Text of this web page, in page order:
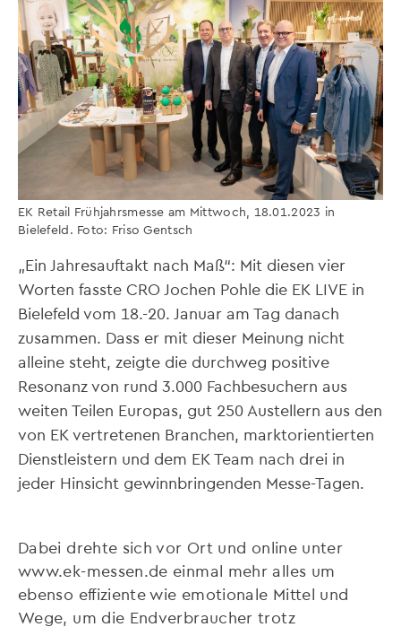
EK Retail Frühjahrsmesse am Mittwoch, 18.01.2023 in
Bielefeld. Foto: Friso Gentsch
„Ein Jahresauftakt nach Maß“: Mit diesen vier
Worten fasste CRO Jochen Pohle die EK LIVE in
Bielefeld vom 18.-20. Januar am Tag danach
zusammen. Dass er mit dieser Meinung nicht
alleine steht, zeigte die durchweg positive
Resonanz von rund 3.000 Fachbesuchern aus
weiten Teilen Europas, gut 250 Austellern aus den
von EK vertretenen Branchen, marktorientierten
Dienstleistern und dem EK Team nach drei in
jeder Hinsicht gewinnbringenden Messe-Tagen.
Dabei drehte sich vor Ort und online unter
www.ek-messen.de einmal mehr alles um
ebenso effiziente wie emotionale Mittel und
Wege, um die Endverbraucher trotz